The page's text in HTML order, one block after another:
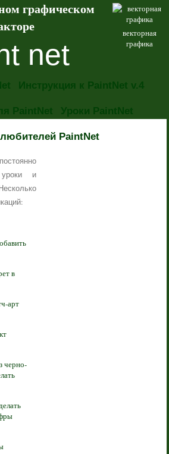
векторная
графика
графическом
Инструкция к PaintNet v.4
PaintNet Уроки PaintNet
PaintNet
и
в
арт
черно-